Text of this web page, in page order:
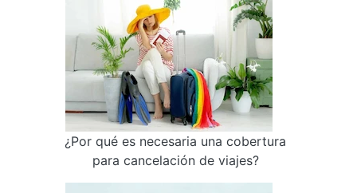
¿Por qué es necesaria una cobertura
para cancelación de viajes?